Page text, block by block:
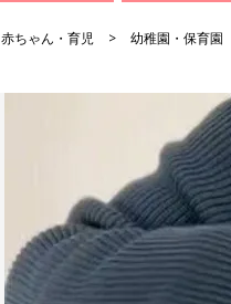
赤ちゃん・育児 幼稚園・保育園